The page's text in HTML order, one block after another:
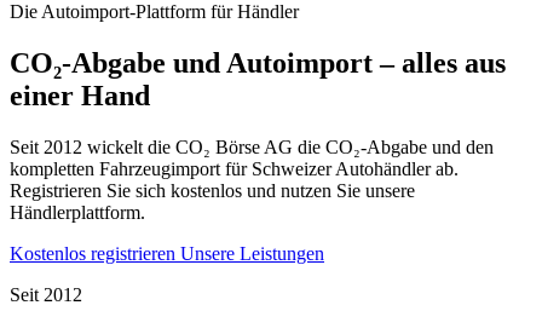
Die Autoimport-Plattform für Händler
CO₂-Abgabe und Autoimport – alles aus
einer Hand
Seit 2012 wickelt die CO₂ Börse AG die CO₂-Abgabe und den
kompletten Fahrzeugimport für Schweizer Autohändler ab.
Registrieren Sie sich kostenlos und nutzen Sie unsere
Händlerplattform.
Kostenlos registrieren Unsere Leistungen
Seit 2012